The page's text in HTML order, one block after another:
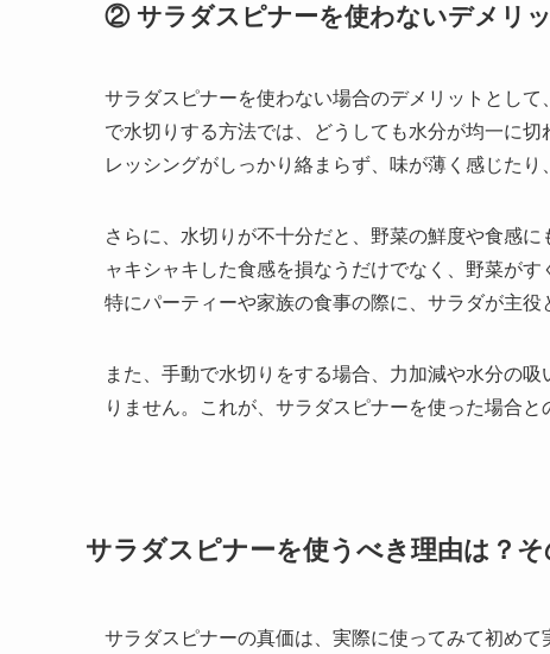
② サラダスピナーを使わないデメリ
サラダスピナーを使わない場合のデメリットとし
で水切りする方法では、どうしても水分が均一に
レッシングがしっかり絡まらず、味が薄く感じた
さらに、水切りが不十分だと、野菜の鮮度や食感
ャキシャキした食感を損なうだけでなく、野菜が
特にパーティーや家族の食事の際に、サラダが主役
また、手動で水切りをする場合、力加減や水分の
りません。これが、サラダスピナーを使った場合と
サラダスピナーを使うべき理由は？そ
サラダスピナーの真価は、実際に使ってみて初め